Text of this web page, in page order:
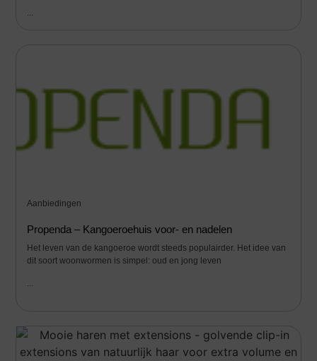
Aanbiedingen
Propenda – Kangoeroehuis voor- en nadelen
Het leven van de kangoeroe wordt steeds populairder. Het idee van
dit soort woonwormen is simpel: oud en jong leven
...